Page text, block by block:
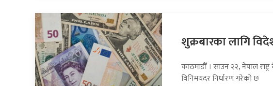
शुक्रबारका लागि
काठमाडौँ । साउन २२, नेपाल
विनिमयदर निर्धारण गरेको छ